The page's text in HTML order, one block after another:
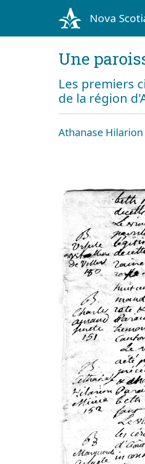
Nova
Une
Les premiers
de la région
Athanase